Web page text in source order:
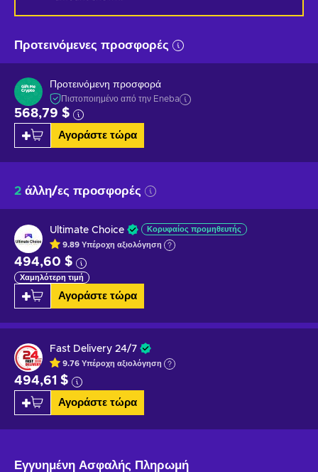
Προτεινόμενες προσφορές
Προτεινόμενη προσφορά
Πιστοποιημένο από την Eneba
568,79 $
Αγοράστε τώρα
2 άλλη/ες προσφορές
Ultimate Choice Κορυφαίος προμηθευτής
9.89 Υπέροχη αξιολόγηση
494,60 $
Χαμηλότερη τιμή
Αγοράστε τώρα
Fast Delivery 24/7
9.76 Υπέροχη αξιολόγηση
494,61 $
Αγοράστε τώρα
Εγγυημένη Ασφαλής Πληρωμή